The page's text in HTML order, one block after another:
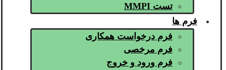
تست MMPI
فرم ها
فرم درخواست همکاری
فرم مرخصی
فرم ورود و خروج